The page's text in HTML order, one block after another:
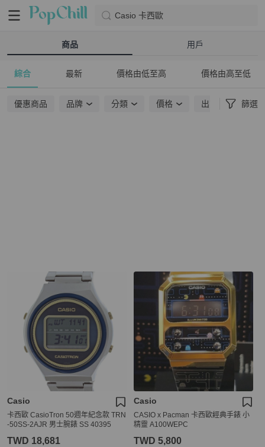
Casio 卡西歐
商品 用戶
綜合 最新 價格由低至高 價格由高至低
優惠商品 品牌 分類 價格 出貨地點 篩選
Casio
卡西歐 CasioTron 50週年紀念款 TRN
-50SS-2AJR 男士腕錶 SS 40395
TWD 18,681
Casio
CASIO x Pacman 卡西歐經典手錶 小
精靈 A100WEPC
TWD 5,800